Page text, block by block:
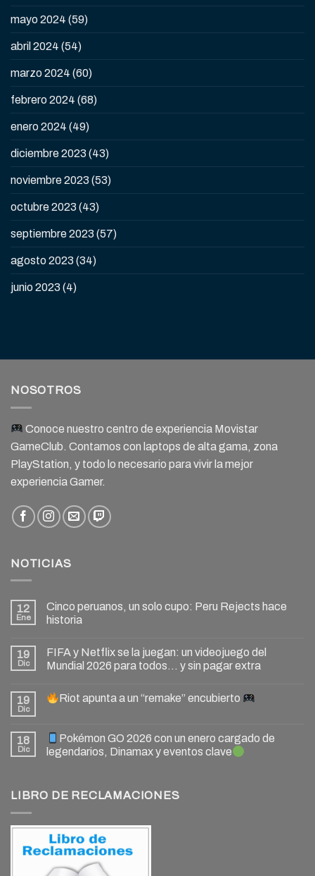
mayo 2024 (59)
abril 2024 (54)
marzo 2024 (60)
febrero 2024 (68)
enero 2024 (49)
diciembre 2023 (43)
noviembre 2023 (53)
octubre 2023 (43)
septiembre 2023 (57)
agosto 2023 (34)
junio 2023 (4)
NOSOTROS
Conoce nuestro centro de experiencia Movistar
GameClub. Contamos con laptops de alta gama, zona
PlayStation, y todo lo necesario para vivir la mejor
experiencia Gamer.
NOTICIAS
12
Ene
Cinco peruanos, un solo cupo: Peru Rejects hace
historia
19
Dic
FIFA y Netflix se la juegan: un videojuego del
Mundial 2026 para todos… y sin pagar extra
19
Dic
Riot apunta a un “remake” encubierto
18
Dic
Pokémon GO 2026 con un enero cargado de
legendarios, Dinamax y eventos clave
LIBRO DE RECLAMACIONES